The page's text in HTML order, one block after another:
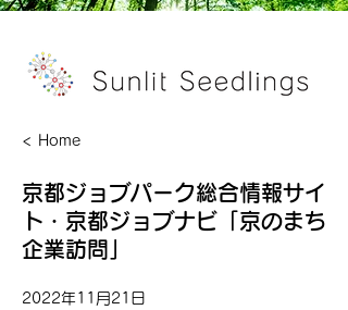
< Home
京都ジョブパーク総合情報サイ
ト・京都ジョブナビ「京のまち
企業訪問」
2022年11月21日